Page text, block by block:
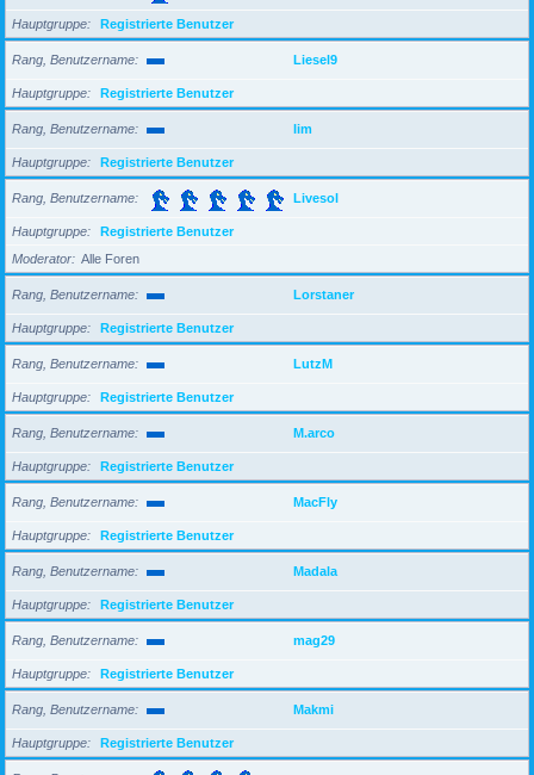
Hauptgruppe Registrierte Benutzer
Rang, Benutzername Liesel9
Hauptgruppe Registrierte Benutzer
Rang, Benutzername lim
Hauptgruppe Registrierte Benutzer
Rang, Benutzername Livesol
Hauptgruppe
Registrierte Benutzer
Moderator
Alle Foren
Rang, Benutzername Lorstaner
Hauptgruppe Registrierte Benutzer
Rang, Benutzername LutzM
Hauptgruppe Registrierte Benutzer
Rang, Benutzername M.arco
Hauptgruppe Registrierte Benutzer
Rang, Benutzername MacFly
Hauptgruppe Registrierte Benutzer
Rang, Benutzername Madala
Hauptgruppe Registrierte Benutzer
Rang, Benutzername mag29
Hauptgruppe Registrierte Benutzer
Rang, Benutzername Makmi
Hauptgruppe Registrierte Benutzer